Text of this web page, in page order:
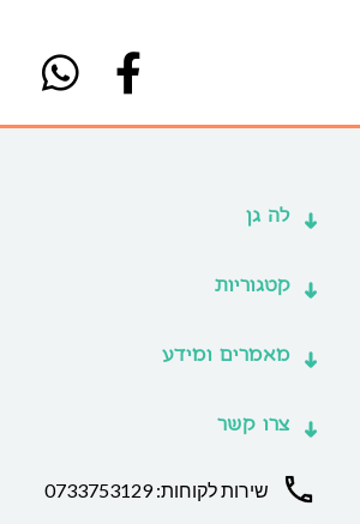
לה גן
קטגוריות
מאמרים ומידע
צרו קשר
שירות לקוחות: 0733753129